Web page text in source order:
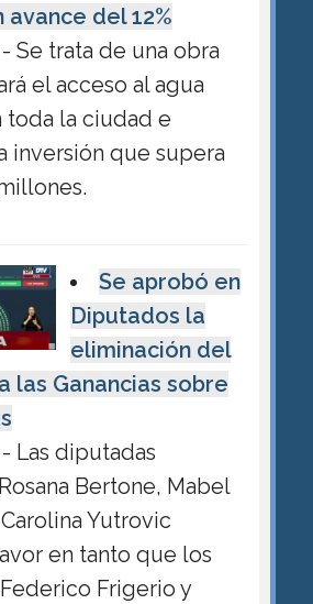
avance del 12%
- Se trata de una obra
el acceso al agua
la ciudad e
inversión que supera
Se aprobó en
Diputados la
eliminación del
las Ganancias sobre
- Las diputadas
Bertone, Mabel
Yutrovic
en tanto que los
Frigerio y